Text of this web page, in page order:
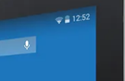
パネルマウント
フロントIP65
PoEタッチ
USB Type-C
再生可能エネルギー
金属＆鉱業